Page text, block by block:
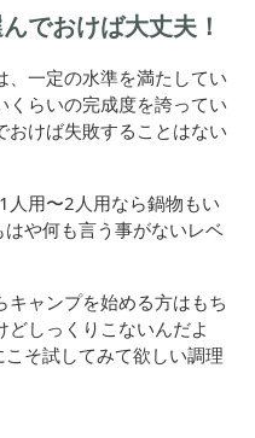
でおけば大丈夫！
一定の水準を満たしてい
くらいの完成度を誇ってい
おけば失敗することはない
人用〜2人用なら鍋物もい
や何も言う事がないレベ
キャンプを始める方はもち
しっくりこないんだよ
そ試してみて欲しい調理